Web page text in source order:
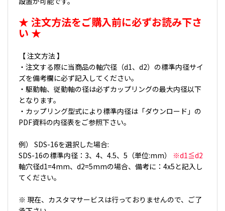
★ 注文方法をご購入前に必ずお読み下さ
い ★
【 注文方法 】
・注文する際に当商品の軸穴径（d1、d2）の標準内径サイ
ズを備考欄に必ず記入してください。
・駆動軸、従動軸の径は必ずカップリングの最大内径以下
となります。
・カップリング型式により標準内径は「ダウンロード」の
PDF資料の内径表をご参照下さい。
例） SDS-16を選択した場合:
SDS-16の標準内径：3、4、4.5、5（単位:mm）
※d1≦d2
軸穴径d1=4mm、d2=5mmの場合、備考に：4x5と記入し
てください。
※ 現在、カスタマサービスは行っておりませんので、ご了